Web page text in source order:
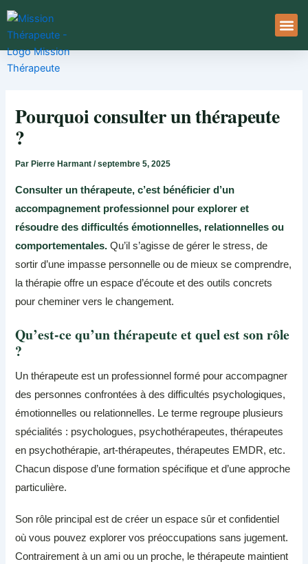
Aller
au
contenu
Pourquoi consulter un thérapeute
?
Par Pierre Harmant/septembre 5, 2025
Consulter un thérapeute, c’est bénéficier d’un
accompagnement professionnel pour explorer et
résoudre des difficultés émotionnelles, relationnelles ou
comportementales. Qu’il s’agisse de gérer le stress, de
sortir d’une impasse personnelle ou de mieux se comprendre,
la thérapie offre un espace d’écoute et des outils concrets
pour cheminer vers le changement.
Qu’est-ce qu’un thérapeute et quel est son rôle
?
Un thérapeute est un professionnel formé pour accompagner
des personnes confrontées à des difficultés psychologiques,
émotionnelles ou relationnelles. Le terme regroupe plusieurs
spécialités : psychologues, psychothérapeutes, thérapeutes
en psychothérapie, art-thérapeutes, thérapeutes EMDR, etc.
Chacun dispose d’une formation spécifique et d’une approche
particulière.
Son rôle principal est de créer un espace sûr et confidentiel
où vous pouvez explorer vos préoccupations sans jugement.
Contrairement à un ami ou un proche, le thérapeute maintient